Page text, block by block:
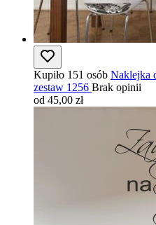
Kupiło 151 osób Naklejka
zestaw 1256 Brak opinii
od 45,00 zł